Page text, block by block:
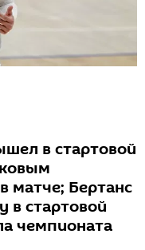
в стартовой
матче; Бертанс
стартовой
чемпионата